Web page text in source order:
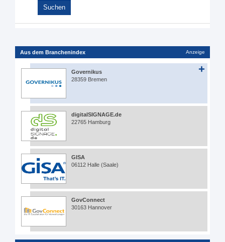
Aus dem Branchenindex Anzeige
Governikus
28359 Bremen
digitalSIGNAGE.de
22765 Hamburg
GISA
06112 Halle (Saale)
GovConnect
30163 Hannover